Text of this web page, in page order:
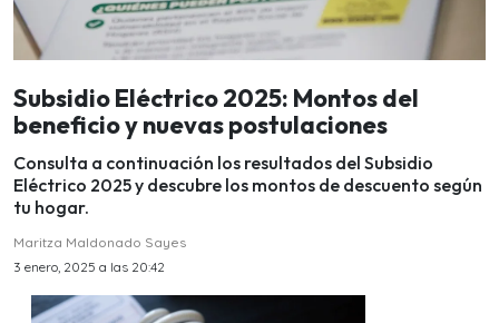
Subsidio Eléctrico 2025: Montos del
beneficio y nuevas postulaciones
Consulta a continuación los resultados del Subsidio
Eléctrico 2025 y descubre los montos de descuento según
tu hogar.
Maritza Maldonado Sayes
3 enero, 2025 a las 20:42